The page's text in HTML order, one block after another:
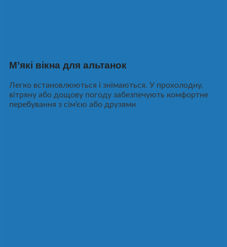
М’які вікна для альтанок
Легко встановлюються і знімаються. У прохолодну,
вітряну або дощову погоду забезпечують комфортне
перебування з сім’єю або друзями